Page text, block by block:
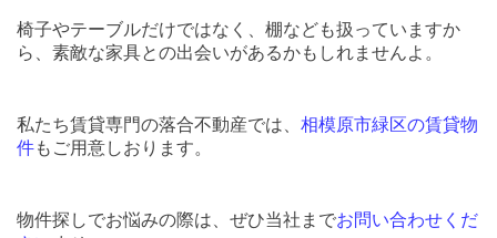
椅子やテーブルだけではなく、棚なども扱っていますか
ら、素敵な家具との出会いがあるかもしれませんよ。
私たち賃貸専門の落合不動産では、 相模原市緑区の賃貸物
件もご用意しおります。
物件探しでお悩みの際は、ぜひ当社までお問い合わせくだ